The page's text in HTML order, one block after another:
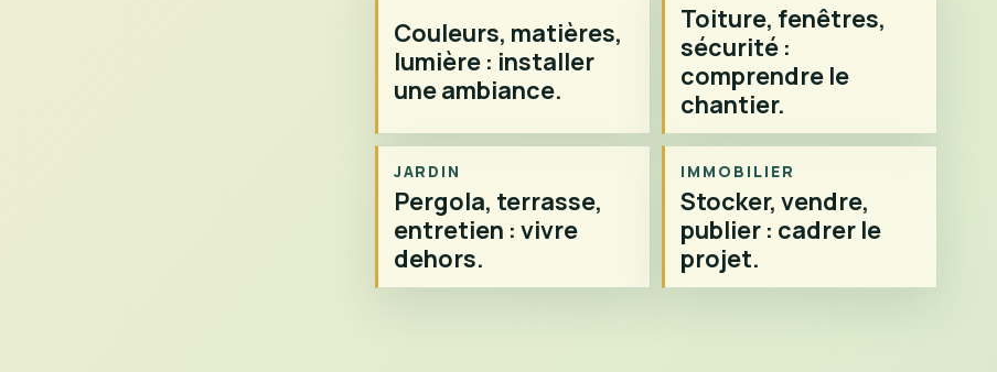
Couleurs, matières,
lumière : installer
une ambiance.
Toiture, fenêtres,
sécurité :
comprendre le
chantier.
JARDIN
Pergola, terrasse,
entretien : vivre
dehors.
IMMOBILIER
Stocker, vendre,
publier : cadrer le
projet.